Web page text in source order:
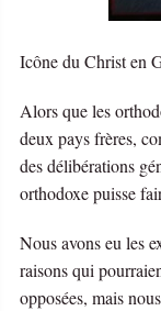
Icône du Christ en
Alors que les
deux pays frères,
des délibérations
orthodoxe puisse
Nous avons eu les
raisons qui
opposées, mais